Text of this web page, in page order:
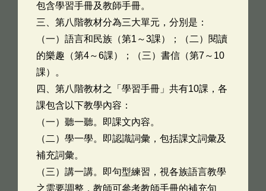
包含學習手冊及教師手冊。
三、第八階教材分為三大單元，分別是：
（一）語言和民族（第1～3課）；（二）閱讀
的樂趣（第4～6課）；（三）書信（第7～10
課）。
四、第八階教材之「學習手冊」共有10課，各
課包含以下教學內容：
（一）聽一聽。即課文內容。
（二）學一學。即認識詞彙，包括課文詞彙及
補充詞彙。
（三）講一講。即句型練習，視各族語言教學
之需要調整，教師可參考教師手冊的補充句